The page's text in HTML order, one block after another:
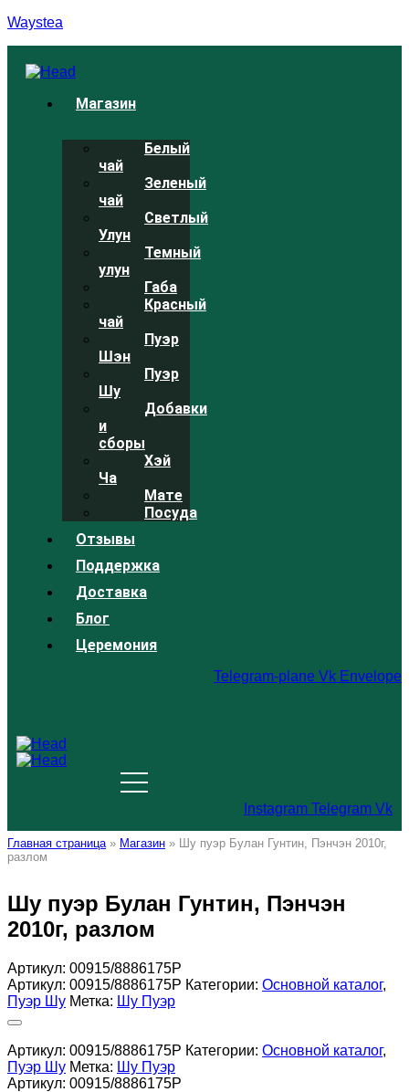
Waystea
Меню Магазин
Белый
чай
Зеленый
чай
Светлый
Улун
Темный
улун
Габа
Красный
чай
Пуэр
Шэн
Пуэр
Шу
Добавки
и
сборы
Хэй
Ча
Мате
Посуда
Отзывы
Поддержка
Доставка
Блог
Церемония
Telegram-plane Vk Envelope
Instagram Telegram Vk
Главная страница» Магазин » Шу пуэр Булан Гунтин, Пэнчэн 2010г,
разлом
Шу пуэр Булан Гунтин, Пэнчэн
2010г, разлом
Артикул: 00915/8886175Р
Артикул: 00915/8886175Р Категории: Основной каталог,
Пуэр Шу Метка: Шу Пуэр
Артикул: 00915/8886175Р Категории: Основной каталог,
Пуэр Шу Метка: Шу Пуэр
Артикул: 00915/8886175Р